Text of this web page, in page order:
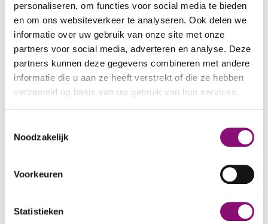
personaliseren, om functies voor social media te bieden
en om ons websiteverkeer te analyseren. Ook delen we
informatie over uw gebruik van onze site met onze
partners voor social media, adverteren en analyse. Deze
partners kunnen deze gegevens combineren met andere
informatie die u aan ze heeft verstrekt of die ze hebben
verzameld op basis van uw gebruik van hun services.
kunnen ontvangen en verwerken.
Noodzakelijk
Voorkeuren
Statistieken
plekken helpen teams elkaar door kennis en
inzet van mensen te delen, bijvoorbeeld bij
ziekte of drukte.
Ook zijn we in gesprek met zzp’ers en
uitzendkrachten die nu bij ons werken. Veel van
hen kennen onze cliënten goed. Sommigen
een vast dienstverband bij Eemhart, zodat zij
Samen zoeken naar oplossingen
vrijwilligers onderzoeken we waar informele